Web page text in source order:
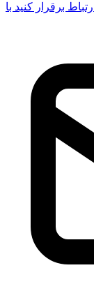
ارتباط برقرار کنید با